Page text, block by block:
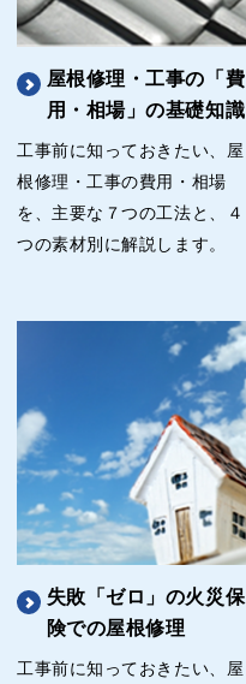
屋根修理・工事の「費
用・相場」の基礎知識
工事前に知っておきたい、屋
根修理・工事の費用・相場
を、主要な７つの工法と、４
つの素材別に解説します。
失敗「ゼロ」の火災保
険での屋根修理
工事前に知っておきたい、屋